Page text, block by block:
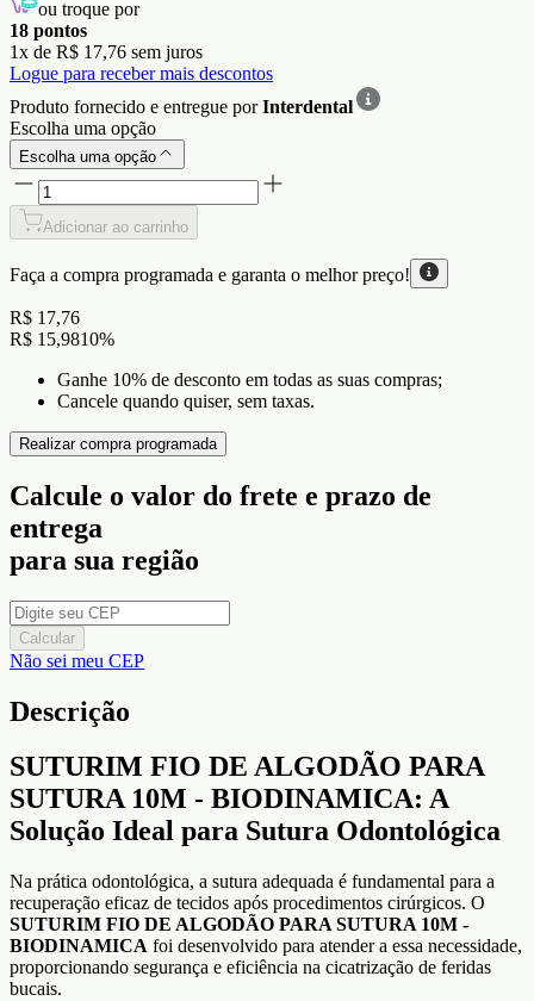
ou troque por
18 pontos
1x de R$ 17,76 sem juros
Logue para receber mais descontos
Produto fornecido e entregue porInterdental
Escolha uma opção
Escolha uma opção
Adicionar ao carrinho
Faça a compra programada e garanta o melhor preço!
R$ 17,76
R$ 15,9810%
Ganhe 10% de desconto em todas as suas compras;
Cancele quando quiser, sem taxas.
Realizar compra programada
Calcule o valor do frete e prazo de
entrega
para sua região
Calcular
Não sei meu CEP
Descrição
SUTURIM FIO DE ALGODÃO PARA
SUTURA 10M - BIODINAMICA: A
Solução Ideal para Sutura Odontológica
Na prática odontológica, a sutura adequada é fundamental para a
recuperação eficaz de tecidos após procedimentos cirúrgicos. O
SUTURIM FIO DE ALGODÃO PARA SUTURA 10M -
BIODINAMICA foi desenvolvido para atender a essa necessidade,
proporcionando segurança e eficiência na cicatrização de feridas
bucais.